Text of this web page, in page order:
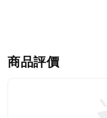
商品評價